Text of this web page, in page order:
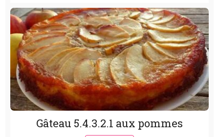
Gâteau 5.4.3.2.1 aux pommes